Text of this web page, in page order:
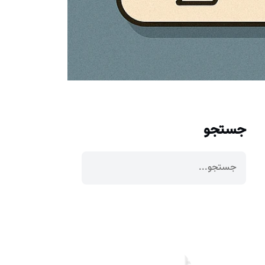
جستجو